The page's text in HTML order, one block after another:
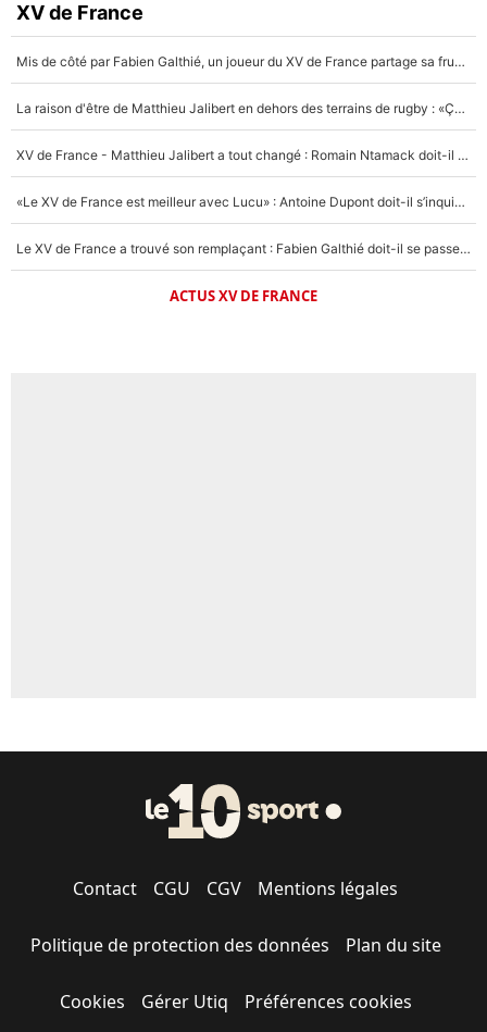
XV de France
Mis de côté par Fabien Galthié, un joueur du XV de France partage sa frustration : «ils ne me l’ont pas dit tout de suite»
La raison d'être de Matthieu Jalibert en dehors des terrains de rugby : «Ça m'atteint autant que si tu touches à un membre de ma famille»
XV de France - Matthieu Jalibert a tout changé : Romain Ntamack doit-il s’inquiéter pour sa place à un an de la Coupe du monde ?
«Le XV de France est meilleur avec Lucu» : Antoine Dupont doit-il s’inquiéter pour sa place ?
Le XV de France a trouvé son remplaçant : Fabien Galthié doit-il se passer d'Antoine Dupont ?
ACTUS XV DE FRANCE
Contact CGU CGV Mentions légales
Politique de protection des données Plan du site
Cookies Gérer Utiq Préférences cookies